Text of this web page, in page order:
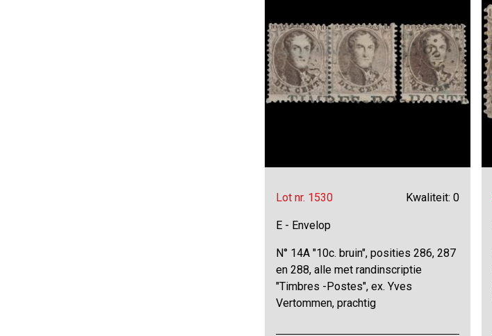
Lot nr. 1530 Kwaliteit: 0
E - Envelop
N° 14A "10c. bruin", posities 286, 287
en 288, alle met randinscriptie
"Timbres -Postes", ex. Yves
Vertommen, prachtig